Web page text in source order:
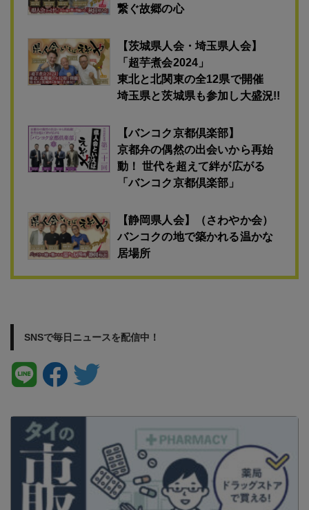
力強い！「富山県人会」の魅力
【秋田県人会】
「県人会さ、け！」タイの地で
繋ぐ故郷の心
【茨城県人会・埼玉県人会】
「超芋煮会2024」
東北と北関東の全12県で開催
埼玉県と茨城県も参加し大盛況!!
【バンコク京都倶楽部】
京都弁の偶然の出会いから再始
動！ 世代を超えて絆が広がる
居場所
SNSで毎日ニュースを配信中！